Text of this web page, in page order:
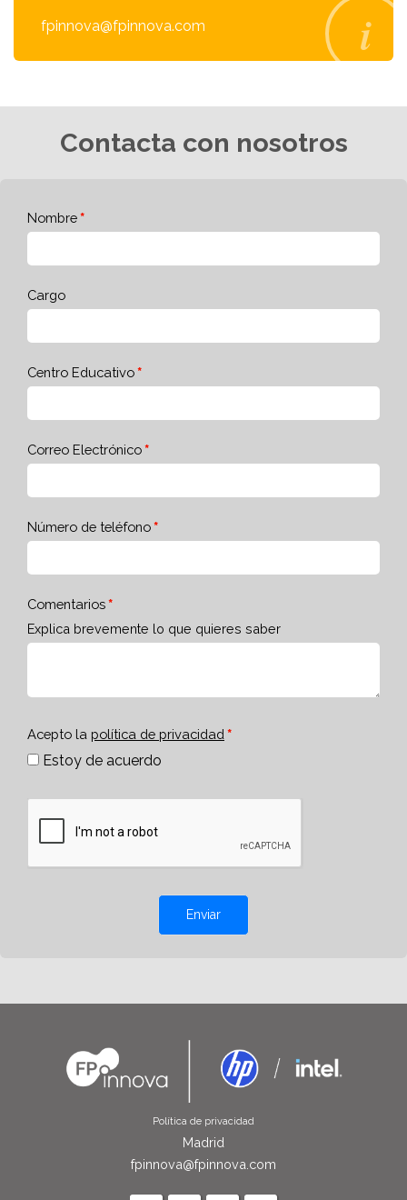
fpinnova@fpinnova.com
Contacta con nosotros
Nombre
Cargo
Centro Educativo
Correo Electrónico
Número de teléfono
Comentarios
Explica brevemente lo que quieres saber
Acepto la política de privacidad
Estoy de acuerdo
Enviar
Política de privacidad
Madrid
fpinnova@fpinnova.com